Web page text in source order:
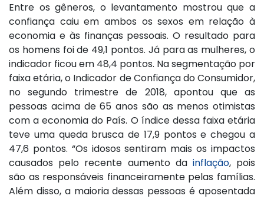
Entre os gêneros, o levantamento mostrou que a
confiança caiu em ambos os sexos em relação à
economia e às finanças pessoais. O resultado para
os homens foi de 49,1 pontos. Já para as mulheres, o
indicador ficou em 48,4 pontos. Na segmentação por
faixa etária, o Indicador de Confiança do Consumidor,
no segundo trimestre de 2018, apontou que as
pessoas acima de 65 anos são as menos otimistas
com a economia do País. O índice dessa faixa etária
teve uma queda brusca de 17,9 pontos e chegou a
47,6 pontos. “Os idosos sentiram mais os impactos
causados pelo recente aumento da inflação, pois
são as responsáveis financeiramente pelas famílias.
Além disso, a maioria dessas pessoas é aposentada